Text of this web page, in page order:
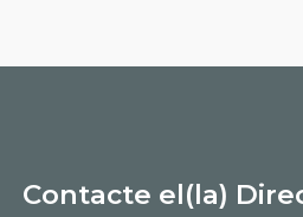
Contacte el(la)